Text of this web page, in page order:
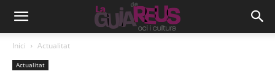
Inici Actualitat
Actualitat